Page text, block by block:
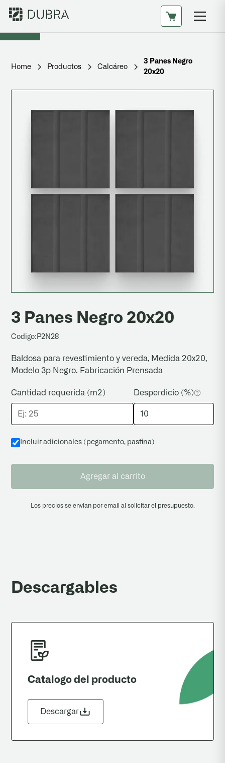
Home Productos Calcáreo
3 Panes Negro
20x20
3 Panes Negro 20x20
Codigo: P2N28
Baldosa para revestimiento y vereda, Medida 20x20,
Modelo 3p Negro. Fabricación Prensada
Cantidad requerida (m2) Desperdicio (%)
Incluir adicionales (pegamento, pastina)
Agregar al carrito
Los precios se envian por email al solicitar el presupuesto.
Descargables
Catalogo del producto
Descargar